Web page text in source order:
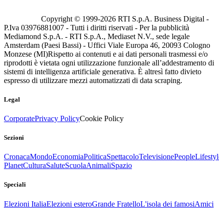
Copyright © 1999-2026 RTI S.p.A. Business Digital -
P.Iva 03976881007 - Tutti i diritti riservati - Per la pubblicità
Mediamond S.p.A. - RTI S.p.A., Mediaset N.V., sede legale
Amsterdam (Paesi Bassi) - Uffici Viale Europa 46, 20093 Cologno
Monzese (MI)Rispetto ai contenuti e ai dati personali trasmessi e/o
riprodotti è vietata ogni utilizzazione funzionale all’addestramento di
sistemi di intelligenza artificiale generativa. È altresì fatto divieto
espresso di utilizzare mezzi automatizzati di data scraping.
Legal
CorporatePrivacy PolicyCookie Policy
Sezioni
CronacaMondoEconomiaPoliticaSpettacoloTelevisionePeople
PlanetCulturaSaluteScuolaAnimaliSpazio
Speciali
Elezioni ItaliaElezioni esteroGrande FratelloL'isola dei famosiAmici